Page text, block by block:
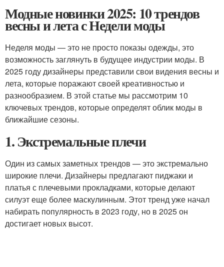
Модные новинки 2025: 10 трендов
весны и лета с Недели моды
Неделя моды — это не просто показы одежды, это
возможность заглянуть в будущее индустрии моды. В
2025 году дизайнеры представили свои видения весны и
лета, которые поражают своей креативностью и
разнообразием. В этой статье мы рассмотрим 10
ключевых трендов, которые определят облик моды в
ближайшие сезоны.
1. Экстремальные плечи
Один из самых заметных трендов — это экстремально
широкие плечи. Дизайнеры предлагают пиджаки и
платья с плечевыми прокладками, которые делают
силуэт еще более маскулинным. Этот тренд уже начал
набирать популярность в 2023 году, но в 2025 он
достигает новых высот.